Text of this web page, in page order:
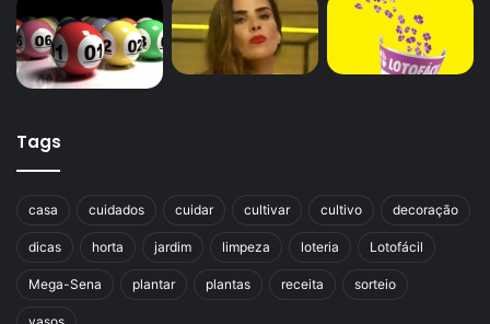
Tags
casa cuidados cuidar cultivar cultivo decoração
dicas horta jardim limpeza loteria Lotofácil
Mega-Sena plantar plantas receita sorteio